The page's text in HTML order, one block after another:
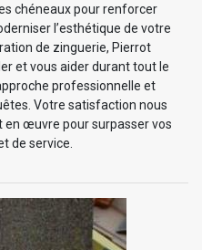
chéneaux pour renforcer
l’esthétique de votre
de zinguerie, Pierrot
et vous aider durant tout le
professionnelle et
Votre satisfaction nous
œuvre pour surpasser vos
de service.